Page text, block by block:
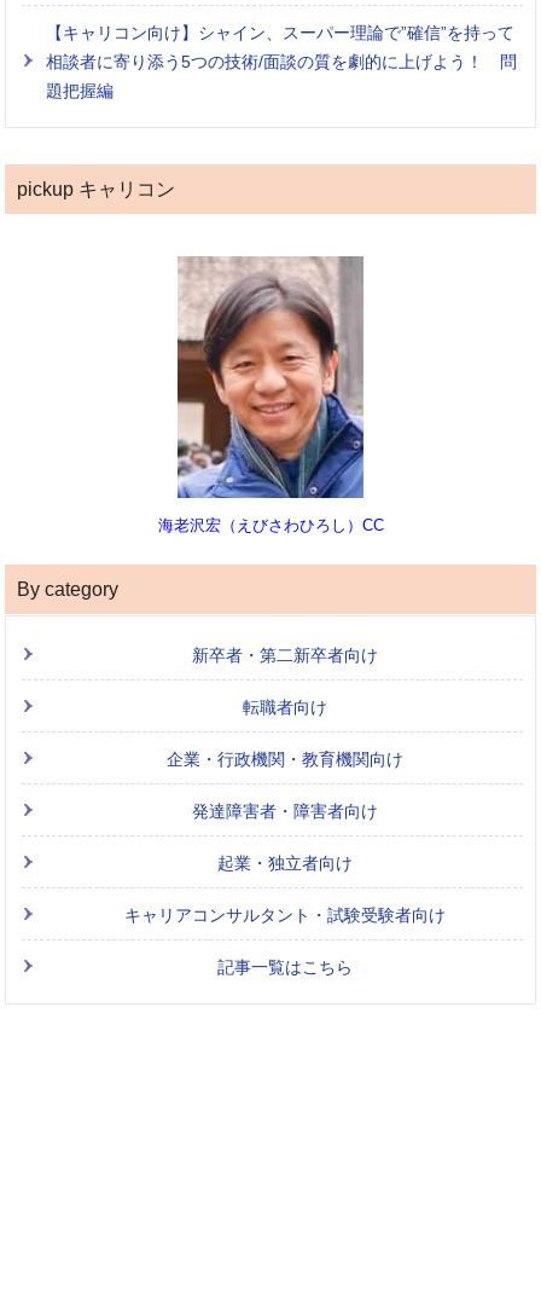
【キャリコン向け】シャイン、スーパー理論で”確信”を持って
相談者に寄り添う5つの技術/面談の質を劇的に上げよう！ 問
題把握編
pickup キャリコン
海老沢宏（えびさわひろし）CC
By category
新卒者・第二新卒者向け
転職者向け
企業・行政機関・教育機関向け
発達障害者・障害者向け
起業・独立者向け
キャリアコンサルタント・試験受験者向け
記事一覧はこちら